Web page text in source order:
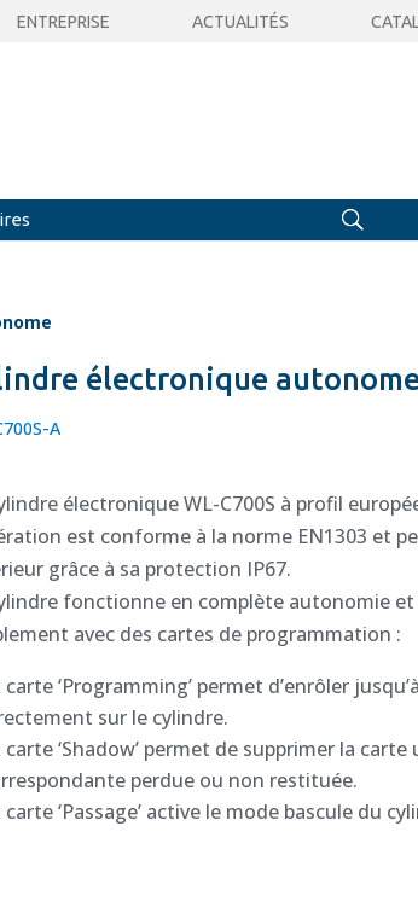
ENTREPRISE ACTUALITÉS
électronique autonome
A
électronique WL-C700S à profil
est conforme à la norme EN1303 et
grâce à sa protection IP67.
fonctionne en complète autonomie
avec des cartes de programmation :
carte ‘Programming’ permet d’enrôler
sur le cylindre.
carte ‘Shadow’ permet de supprimer la
perdue ou non restituée.
carte ‘Passage’ active le mode bascule du